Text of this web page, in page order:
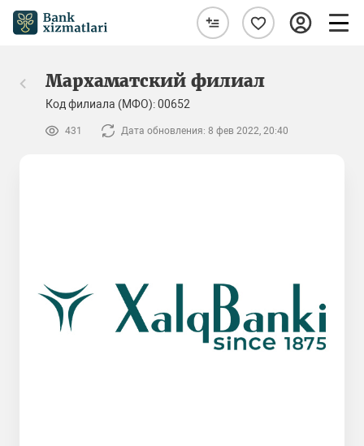
Мархаматский филиал
Код филиала (МФО): 00652
431 Дата обновления: 8 фев 2022, 20:40